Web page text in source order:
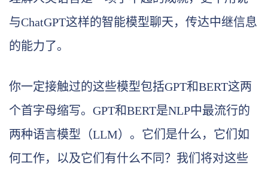
与ChatGPT这样的智能模型聊天，传达中继信息
的能力了。
你一定接触过的这些模型包括GPT和BERT这两
个首字母缩写。GPT和BERT是NLP中最流行的
两种语言模型（LLM）。它们是什么，它们如
何工作，以及它们有什么不同？我们将对这些